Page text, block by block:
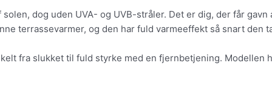
dog uden UVA- og UVB-stråler. Det er dig, der får
terrassevarmer, og den har fuld varmeeffekt så snart den
fra slukket til fuld styrke med en fjernbetjening. Modellen